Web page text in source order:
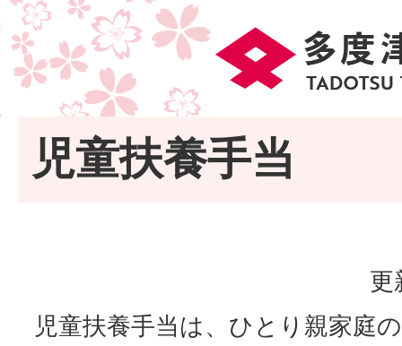
児童扶養手当
更
児童扶養手当は、ひとり親家庭